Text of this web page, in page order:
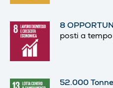
8
posti a
52.000